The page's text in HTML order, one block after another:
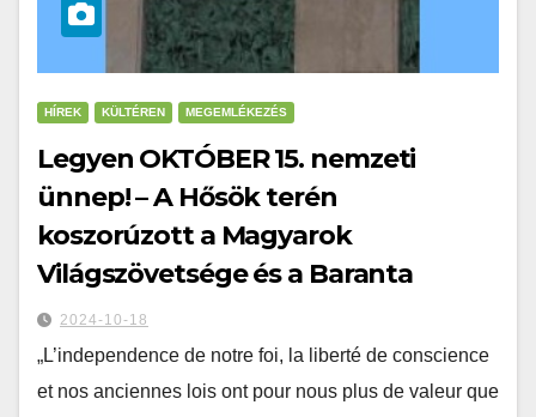
HÍREK KÜLTÉREN MEGEMLÉKEZÉS
Legyen OKTÓBER 15. nemzeti
ünnep! – A Hősök terén
koszorúzott a Magyarok
Világszövetsége és a Baranta
2024-10-18
„L’independence de notre foi, la liberté de conscience
et nos anciennes lois ont pour nous plus de valeur que